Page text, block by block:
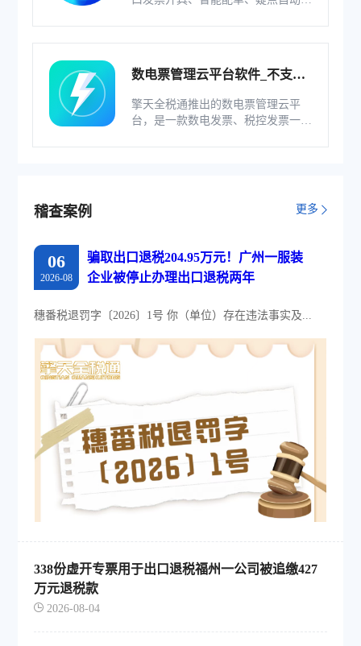
数电票管理云平台软件_不支持
擎天全税通推出的数电票管理云平
台，是一款数电发票、税控发票一体
稽查案例 更多
06
2026-08
骗取出口退税204.95万元！广州一服装
企业被停止办理出口退税两年
穗番税退罚字〔2026〕1号 你（单位）存在违法事实及...
338份虚开专票用于出口退税福州一公司被追缴427
万元退税款
2026-08-04